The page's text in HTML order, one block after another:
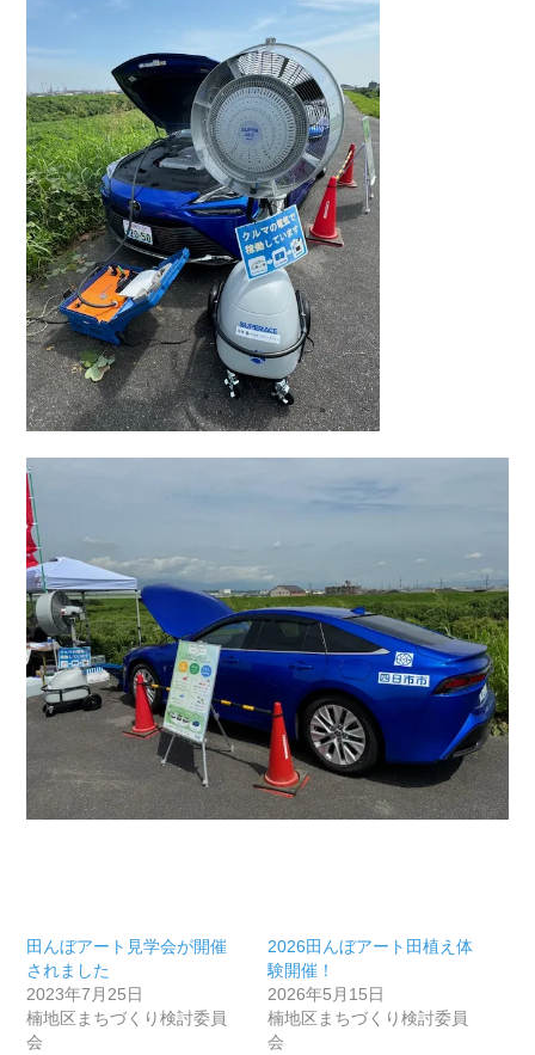
田んぼアート見学会が開催
されました
2023年7月25日
楠地区まちづくり検討委員
会
2026田んぼアート田植え体
験開催！
2026年5月15日
楠地区まちづくり検討委員
会